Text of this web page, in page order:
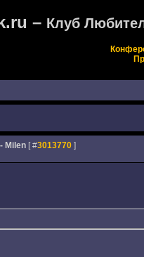
– Клуб
Milen [ #3013770]